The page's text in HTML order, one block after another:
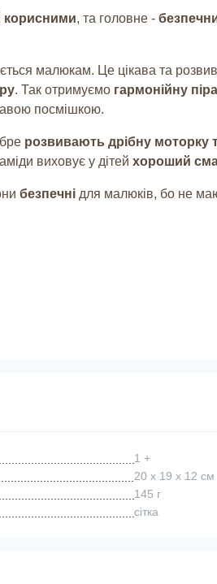
корисними, та головне -
малюкам. Це цікава та
. Так отримуємо гармонійну
посмішкою.
розвивають дрібну моторку
виховує у дітей хороший
безпечні для малюків, бо не
1 +
20 х 19 х 12 см
145 г
сітка